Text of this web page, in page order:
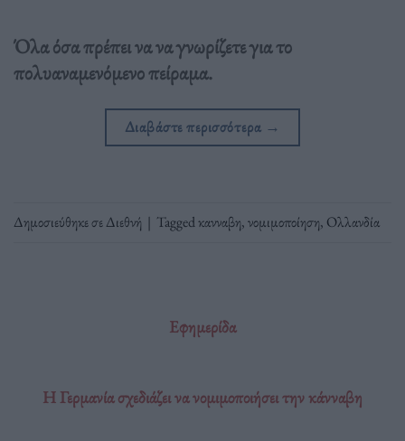
Όλα όσα πρέπει να να γνωρίζετε για το
πολυαναμενόμενο πείραμα.
Διαβάστε περισσότερα →
Δημοσιεύθηκε σεΔιεθνή | Taggedκανναβη,νομιμοποίηση, Ολλανδία
Εφημερίδα
Η Γερμανία σχεδιάζει να νομιμοποιήσει την κάνναβη